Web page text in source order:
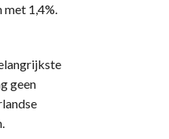
met 1,4%.
geen